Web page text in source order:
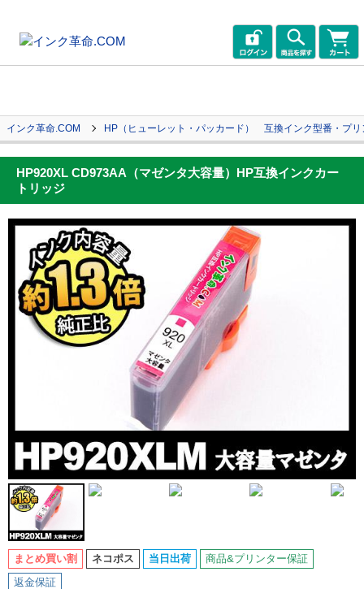
インク革命.COM HP（ヒューレット・パッカード） 互換インク型番・プリ
HP920XL CD973AA（マゼンタ大容量）HP互換インクカー
トリッジ
まとめ買い割 ネコポス 当日出荷 商品&プリンター保証
返金保証